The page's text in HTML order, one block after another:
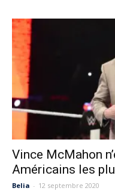
Vince McMahon
Américains les
Belia - 12 septembre 2020